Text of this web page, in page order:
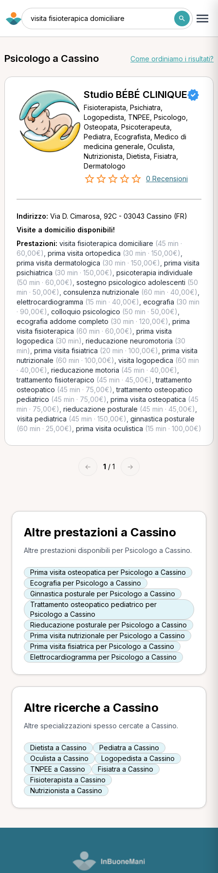
visita fisioterapica domiciliare
Psicologo a Cassino Come ordiniamo i risultati?
Studio BÉBÉ CLINIQUE
Fisioterapista, Psichiatra,
Logopedista, TNPEE, Psicologo,
Osteopata, Psicoterapeuta,
Pediatra, Ecografista, Medico di
medicina generale, Oculista,
Nutrizionista, Dietista, Fisiatra,
Dermatologo
0 Recensioni
Indirizzo: Via D. Cimarosa, 92C - 03043 Cassino (FR)
Visite a domicilio disponibili!
Prestazioni: visita fisioterapica domiciliare (45 min ·
60,00€) prima visita ortopedica (30 min · 150,00€)
prima visita dermatologica (30 min · 150,00€) prima visita
psichiatrica (30 min · 150,00€) psicoterapia individuale
(50 min · 60,00€) sostegno psicologico adolescenti (50
min · 50,00€) consulenza nutrizionale (60 min · 40,00€)
elettrocardiogramma (15 min · 40,00€) ecografia (30 min
· 90,00€) colloquio psicologico (50 min · 50,00€)
ecografia addome completo (30 min · 120,00€) prima
visita fisioterapica (60 min · 60,00€) prima visita
logopedica (30 min) rieducazione neuromotoria (30
min) prima visita fisiatrica (20 min · 100,00€) prima visita
nutrizionale (60 min · 100,00€) visita logopedica (60 min
· 40,00€) rieducazione motoria (45 min · 40,00€)
trattamento fisioterapico (45 min · 45,00€) ,trattamento
osteopatico (45 min · 75,00€) ,trattamento osteopatico
pediatrico (45 min · 75,00€) prima visita osteopatica (45
min · 75,00€) rieducazione posturale (45 min · 45,00€)
visita pediatrica (45 min · 150,00€) ginnastica posturale
(60 min · 25,00€) prima visita oculistica (15 min · 100,00€)
← 1 / 1 →
Altre prestazioni a Cassino
Altre prestazioni disponibili per Psicologo a Cassino.
Prima visita osteopatica per Psicologo a Cassino
Ecografia per Psicologo a Cassino
Ginnastica posturale per Psicologo a Cassino
Trattamento osteopatico pediatrico per
Psicologo a Cassino
Rieducazione posturale per Psicologo a Cassino
Prima visita nutrizionale per Psicologo a Cassino
Prima visita fisiatrica per Psicologo a Cassino
Elettrocardiogramma per Psicologo a Cassino
Altre ricerche a Cassino
Altre specializzazioni spesso cercate a Cassino.
Dietista a Cassino
Pediatra a Cassino
Oculista a Cassino
Logopedista a Cassino
TNPEE a Cassino
Fisiatra a Cassino
Fisioterapista a Cassino
Nutrizionista a Cassino